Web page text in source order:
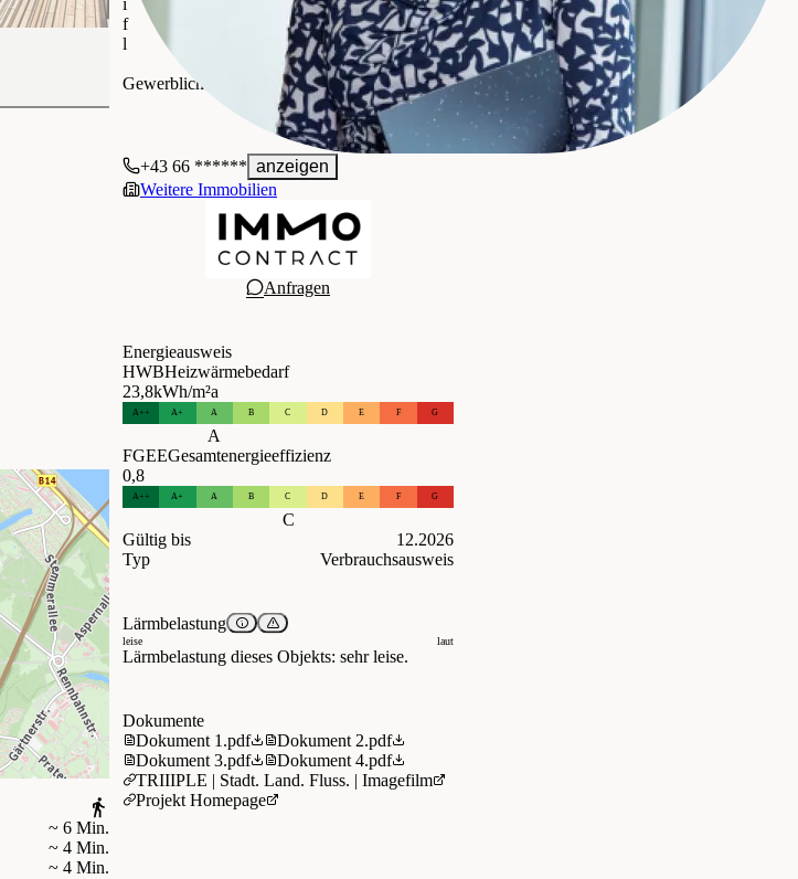
~ 6 Min.
~ 4 Min.
~ 4 Min.
Energieausweis
HWBHeizwärmebedarf
23,8kWh/m²a
A++ A+ A B C D E F G
A
FGEEGesamtenergieeffizienz
0,8
A++ A+ A B C D E F G
C
Gültig bis
12.2026
Typ
Verbrauchsausweis
Lärmbelastung
leise laut
Lärmbelastung dieses Objekts: sehr leise.
Dokumente
Dokument 1.pdf
Dokument 2.pdf
Dokument 3.pdf
Dokument 4.pdf
TRIIIPLE | Stadt. Land. Fluss. | Imagefilm
Projekt Homepage
f
l
IMMOcontract Immobilien Vermittlung GmbH
Gewerblich
+43 66 ****** anzeigen
Weitere Immobilien
Anfragen